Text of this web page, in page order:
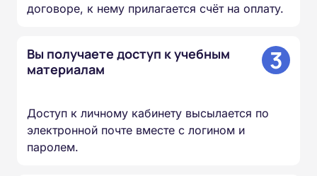
договоре, к нему прилагается счёт на оплату.
Вы получаете доступ к учебным
материалам
3
Доступ к личному кабинету высылается по
электронной почте вместе с логином и
паролем.